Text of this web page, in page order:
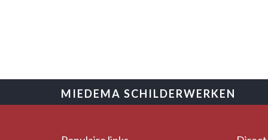
••••
MIEDEMA SCHILDERWERKEN